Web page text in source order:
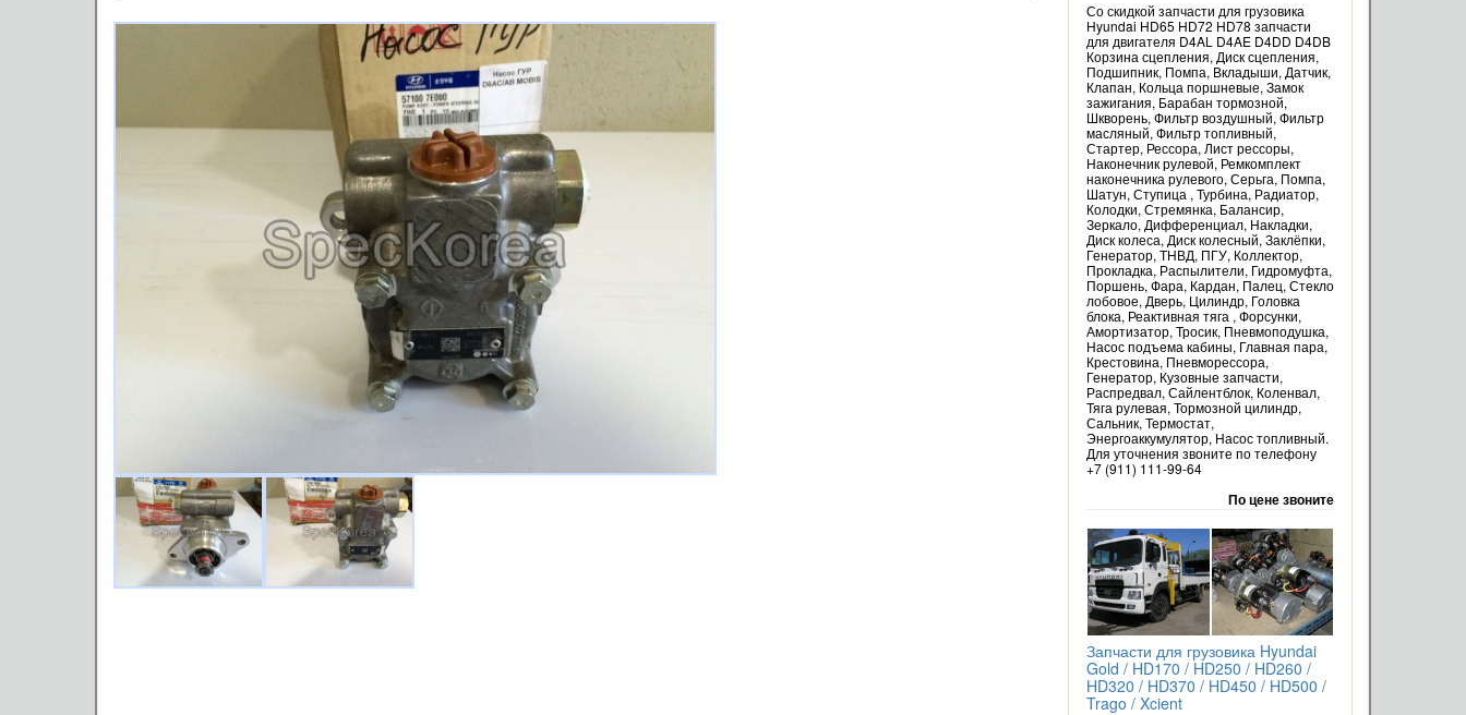
Со скидкой запчасти для грузовика
Hyundai HD65 HD72 HD78 запчасти
для двигателя D4AL D4AE D4DD D4DB
Корзина сцепления, Диск сцепления,
Подшипник, Помпа, Вкладыши, Датчик,
Клапан, Кольца поршневые, Замок
зажигания, Барабан тормозной,
Шкворень, Фильтр воздушный, Фильтр
масляный, Фильтр топливный,
Стартер, Рессора, Лист рессоры,
Наконечник рулевой, Ремкомплект
наконечника рулевого, Серьга, Помпа,
Шатун, Ступица , Турбина, Радиатор,
Колодки, Стремянка, Балансир,
Зеркало, Дифференциал, Накладки,
Диск колеса, Диск колесный, Заклёпки,
Генератор, ТНВД, ПГУ, Коллектор,
Прокладка, Распылители, Гидромуфта,
Поршень, Фара, Кардан, Палец, Стекло
лобовое, Дверь, Цилиндр, Головка
блока, Реактивная тяга , Форсунки,
Амортизатор, Тросик, Пневмоподушка,
Насос подъема кабины, Главная пара,
Крестовина, Пневморессора,
Генератор, Кузовные запчасти,
Распредвал, Сайлентблок, Коленвал,
Тяга рулевая, Тормозной цилиндр,
Сальник, Термостат,
Энергоаккумулятор, Насос топливный.
Для уточнения звоните по телефону
+7 (911) 111-99-64
По цене звоните
Запчасти для грузовика Hyundai
Gold / HD170 / HD250 / HD260 /
HD320 / HD370 / HD450 / HD500 /
Trago / Xcient